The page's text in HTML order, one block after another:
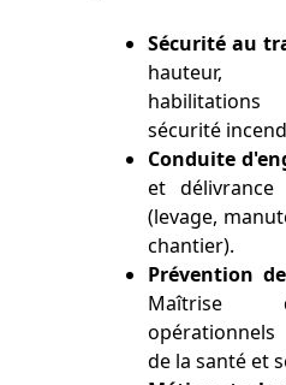
Sécurité au
hauteur,
sécurité
Conduite
et délivrance
(levage,
chantier).
Prévention
Maîtrise
de la santé et